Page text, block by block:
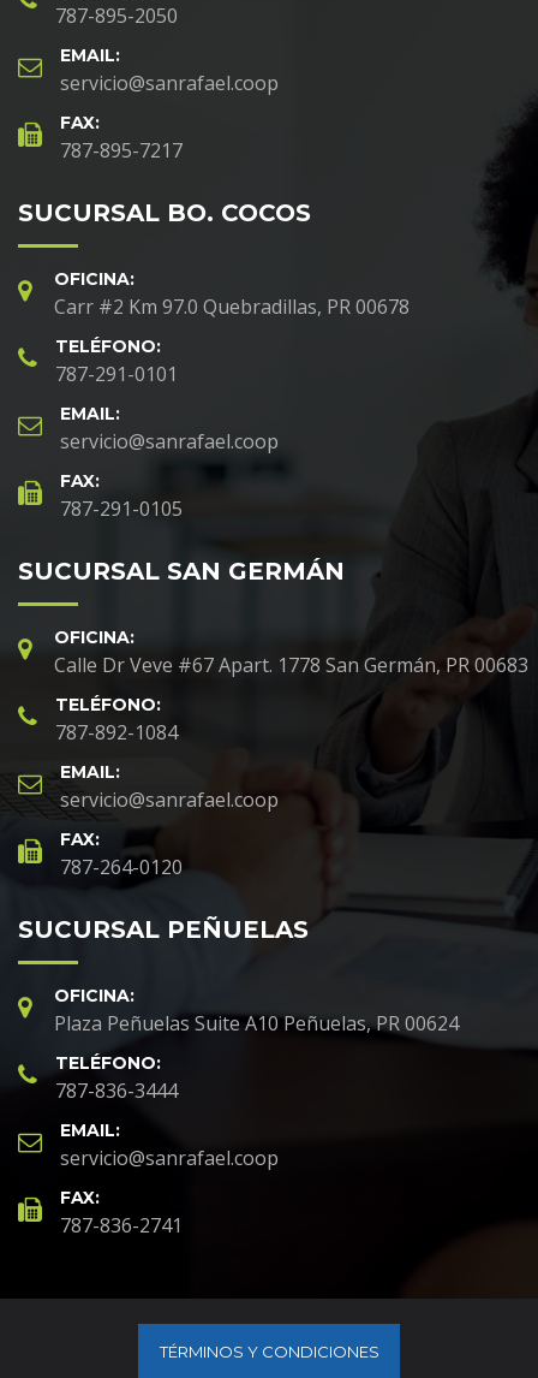
787-895-2050
EMAIL:
servicio@sanrafael.coop
FAX:
787-895-7217
SUCURSAL BO. COCOS
OFICINA:
Carr #2 Km 97.0 Quebradillas, PR 00678
TELÉFONO:
787-291-0101
EMAIL:
servicio@sanrafael.coop
FAX:
787-291-0105
SUCURSAL SAN GERMÁN
OFICINA:
Calle Dr Veve #67 Apart. 1778 San Germán, PR 00683
TELÉFONO:
787-892-1084
EMAIL:
servicio@sanrafael.coop
FAX:
787-264-0120
SUCURSAL PEÑUELAS
OFICINA:
Plaza Peñuelas Suite A10 Peñuelas, PR 00624
TELÉFONO:
787-836-3444
EMAIL:
servicio@sanrafael.coop
FAX:
787-836-2741
TÉRMINOS Y CONDICIONES